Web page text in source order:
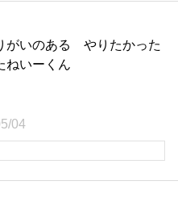
がいのある やりたかった
ねいーくん
04